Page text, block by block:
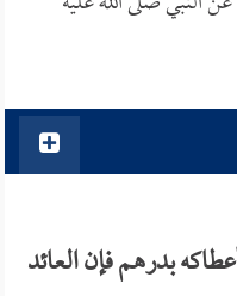
بدرهم فإن العائد